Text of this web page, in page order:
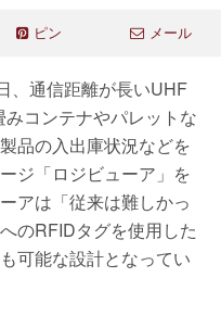
ピン メール
、通信距離が長いUHF
コンテナやパレットな
品の入出庫状況などを
ジ「ロジビューア」を
アは「従来は難しかっ
のRFIDタグを使用した
可能な設計となってい